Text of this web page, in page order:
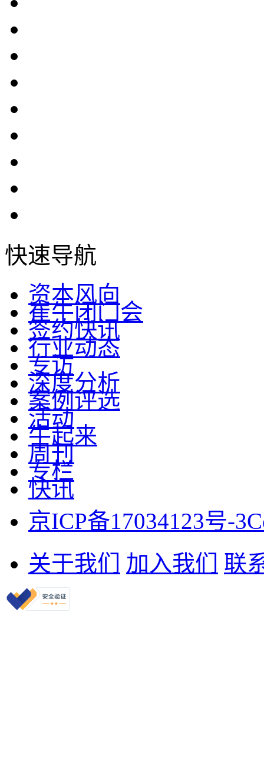
快速导航
资本风向
崔牛闭门会
签约快讯
行业动态
专访
深度分析
案例评选
活动
牛起来
周刊
专栏
快讯
京ICP备17034123号-3
关于我们
加入我们 联